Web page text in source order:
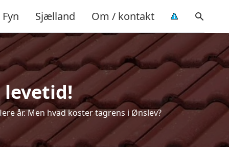
Fyn Sjælland Om / kontakt
år. Men hvad koster tagrens i Ønslev?